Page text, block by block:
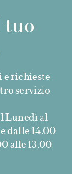
tuo
e richieste
servizio
Lunedì al
dalle 14.00
alle 13.00